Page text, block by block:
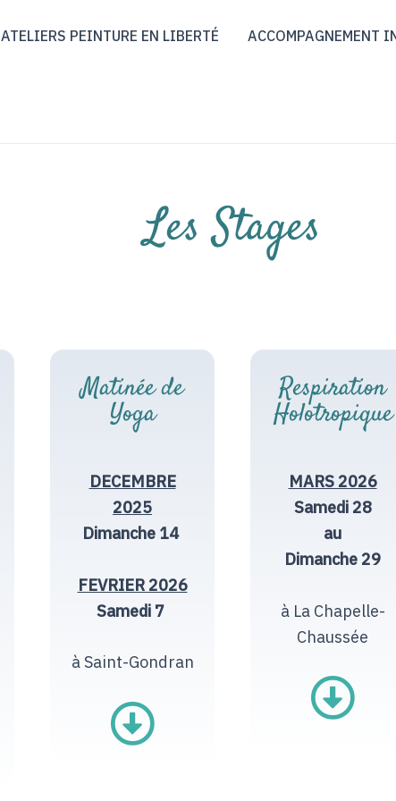
ATELIERS PEINTURE EN LIBERTÉ ACCOMPAGNEMENT
Les Stages
Matinée de
Yoga
DECEMBRE
2025
Dimanche 14
FEVRIER 2026
Samedi 7
à Saint-Gondran
Respiration
Holotropique
MARS 2026
Samedi 28
au
Dimanche 29
à La Chapelle-
Chaussée